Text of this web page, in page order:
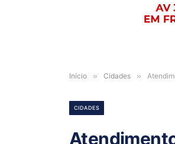
Início » Cidades »
CIDADES